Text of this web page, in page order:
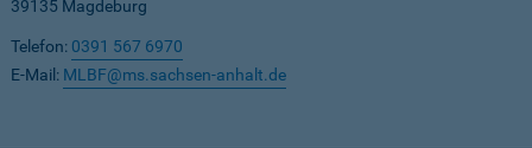
39135 Magdeburg
Telefon: 0391 567 6970
E-Mail: MLBF@ms.sachsen-anhalt.de